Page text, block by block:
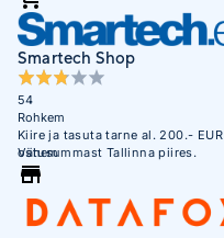
Smartech Shop
54
Rohkem
Kiire ja tasuta tarne al. 200.- EUR
ostusummast Tallinna piires.
Vähem